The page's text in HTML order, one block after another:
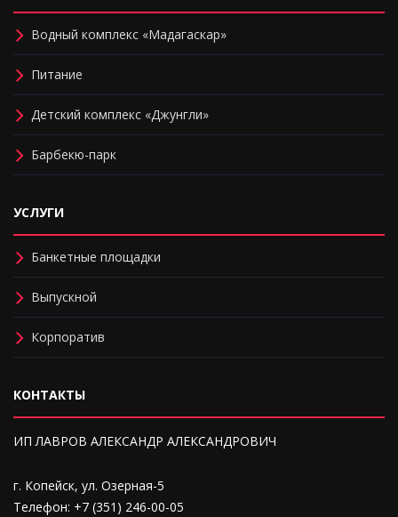
Водный комплекс «Мадагаскар»
Питание
Детский комплекс «Джунгли»
Барбекю-парк
УСЛУГИ
Банкетные площадки
Выпускной
Корпоратив
КОНТАКТЫ
ИП ЛАВРОВ АЛЕКСАНДР АЛЕКСАНДРОВИЧ
г. Копейск, ул. Озерная-5
Телефон: +7 (351) 246-00-05